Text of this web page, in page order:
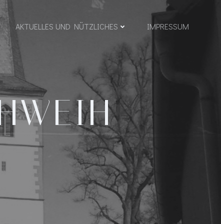
AKTUELLES UND NÜTZLICHES IMPRESSUM